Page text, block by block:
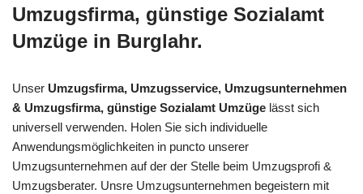
Umzugsfirma, günstige Sozialamt
Umzüge in Burglahr.
Unser Umzugsfirma, Umzugsservice, Umzugsunternehmen
& Umzugsfirma, günstige Sozialamt Umzüge lässt sich
universell verwenden. Holen Sie sich individuelle
Anwendungsmöglichkeiten in puncto unserer
Umzugsunternehmen auf der der Stelle beim Umzugsprofi &
Umzugsberater. Unsre Umzugsunternehmen begeistern mit